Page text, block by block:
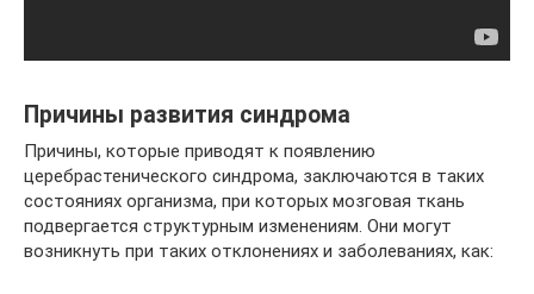
Причины развития синдрома
Причины, которые приводят к появлению
церебрастенического синдрома, заключаются в таких
состояниях организма, при которых мозговая ткань
подвергается структурным изменениям. Они могут
возникнуть при таких отклонениях и заболеваниях, как: